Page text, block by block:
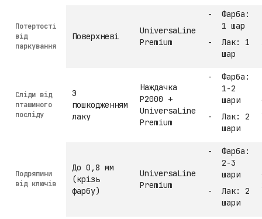
Потертості
від
паркування
Поверхневі
UniversaLine
Premium
Фарба:
1 шар
Лак: 1
шар
Сліди від
пташиного
посліду
З
пошкодженням
лаку
Наждачка
P2000 +
UniversaLine
Premium
Фарба:
1-2
шари
Лак: 2
шари
Подряпини
від ключів
До 0,8 мм
(крізь
фарбу)
UniversaLine
Premium
Фарба:
2-3
шари
Лак: 2
шари